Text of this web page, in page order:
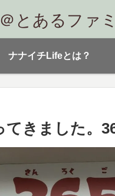
とあるファ
ナナイチLifeとは？
てきました。